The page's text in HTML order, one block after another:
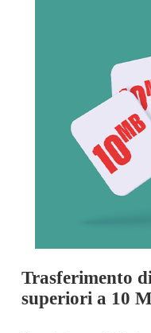
Trasferimento
superiori a 10